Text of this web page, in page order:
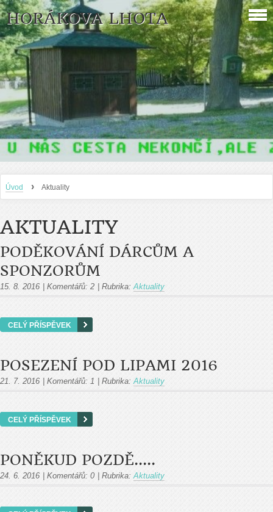
HORÁKOVA LHOTA
Úvod › Aktuality
AKTUALITY
PODĚKOVÁNÍ DÁRCŮM A
SPONZORŮM
15. 8. 2016 Komentářů: 2 Rubrika: Aktuality
CELÝ PŘÍSPĚVEK
POSEZENÍ POD LIPAMI 2016
21. 7. 2016 Komentářů: 1 Rubrika: Aktuality
CELÝ PŘÍSPĚVEK
PONĚKUD POZDĚ.....
24. 6. 2016 Komentářů: 0 Rubrika: Aktuality